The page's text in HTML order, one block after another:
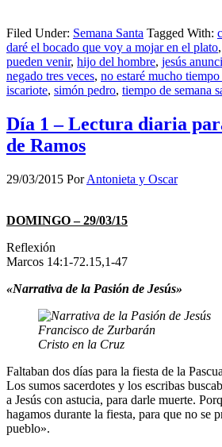
Filed Under: Semana Santa Tagged With:
daré el bocado que voy a mojar en el plato,
pueden venir, hijo del hombre, jesús
negado tres veces, no estaré mucho tiempo
iscariote, simón pedro, tiempo de semana
Día 1 – Lectura diaria
de Ramos
29/03/2015 PorAntonieta y Oscar
DOMINGO – 29/03/15
Reflexión
Marcos 14:1-72.15,1-47
«Narrativa de la Pasión de Jesús»
Francisco de Zurbarán
Cristo en la Cruz
Faltaban dos días para la fiesta de la
Los sumos sacerdotes y los escribas
a Jesús con astucia, para darle muerte.
hagamos durante la fiesta, para que no se
pueblo».